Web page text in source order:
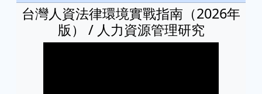
台灣人資法律環境實戰指南（2026年
版） / 人力資源管理研究